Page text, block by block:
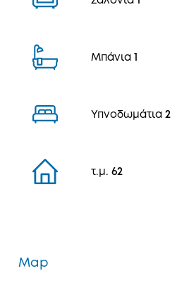
Μπάνια
Υπνοδωμάτια 2
τ.μ. 62
Map